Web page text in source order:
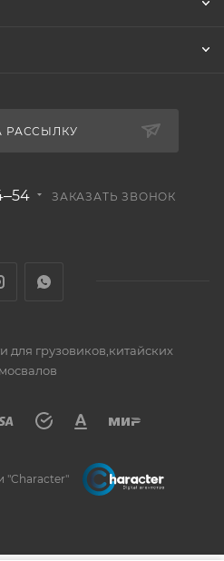
РАССЫЛКУ
ЗАКАЗАТЬ ЗВОНОК
для грузовиков,китайских
"Character"